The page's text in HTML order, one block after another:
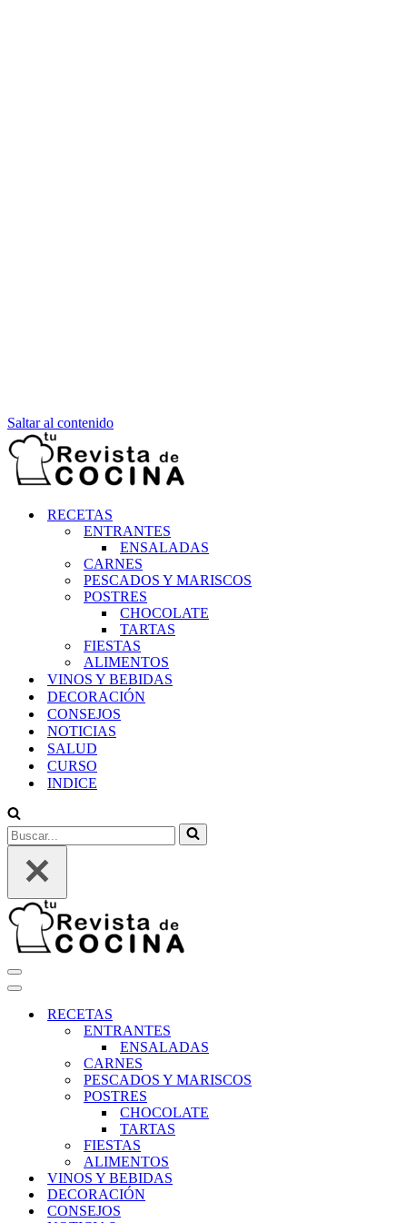
Saltar al contenido
RECETAS
ENTRANTES
ENSALADAS
CARNES
PESCADOS Y MARISCOS
POSTRES
CHOCOLATE
TARTAS
FIESTAS
ALIMENTOS
VINOS Y BEBIDAS
DECORACIÓN
CONSEJOS
NOTICIAS
SALUD
CURSO
INDICE
Buscar...
Menú
de
Menú
navegaciónRECETAS
ENTRANTES
ENSALADAS
CARNES
PESCADOS Y MARISCOS
POSTRES
CHOCOLATE
TARTAS
FIESTAS
ALIMENTOS
VINOS Y BEBIDAS
DECORACIÓN
CONSEJOS